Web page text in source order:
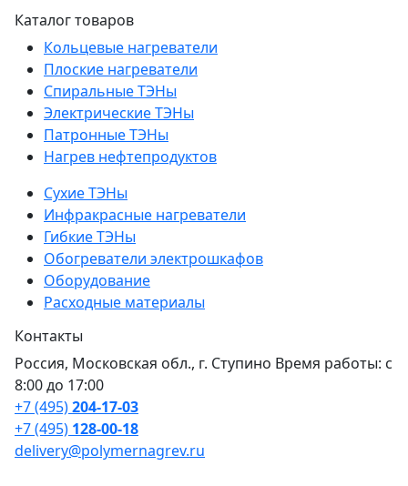
Каталог товаров
Кольцевые нагреватели
Плоские нагреватели
Спиральные ТЭНы
Электрические ТЭНы
Патронные ТЭНы
Нагрев нефтепродуктов
Сухие ТЭНы
Инфракрасные нагреватели
Гибкие ТЭНы
Обогреватели электрошкафов
Оборудование
Расходные материалы
Контакты
Россия, Московская обл., г. Ступино Время работы: с
8:00 до 17:00
+7 (495)204-17-03
+7 (495) 128-00-18
delivery@polymernagrev.ru